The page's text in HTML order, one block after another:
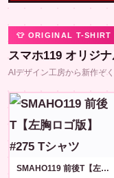
👕 ORIGINAL T-SHIRT
スマホ119 オリジ
AIデザイン工房から新作ぞ
SMAHO119 前後T【左胸ロゴ版】#275